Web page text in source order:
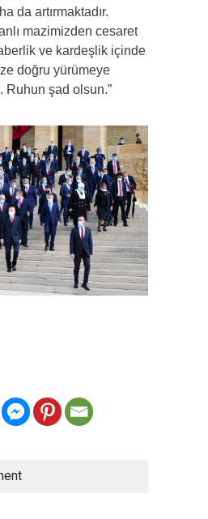
da artırmaktadır.
mazimizden cesaret
ve kardeşlik içinde
doğru yürümeye
Ruhun şad olsun.”